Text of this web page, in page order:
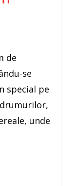
de
se
special pe
unde